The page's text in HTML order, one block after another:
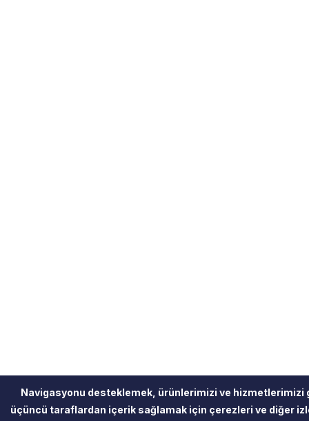
Navigasyonu desteklemek, ürünlerimizi ve
üçüncü taraflardan içerik sağlamak için çerezleri ve diğer